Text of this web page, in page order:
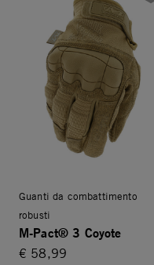
Guanti da combattimento
robusti
M-Pact® 3 Coyote
€ 58,99